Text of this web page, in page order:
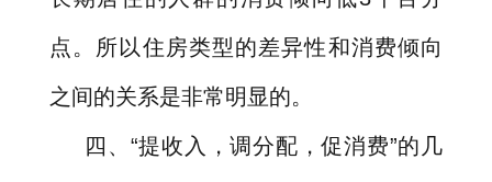
点。所以住房类型的差异性和消费倾向
之间的关系是非常明显的。
四、 “提收入，调分配，促消费”的几